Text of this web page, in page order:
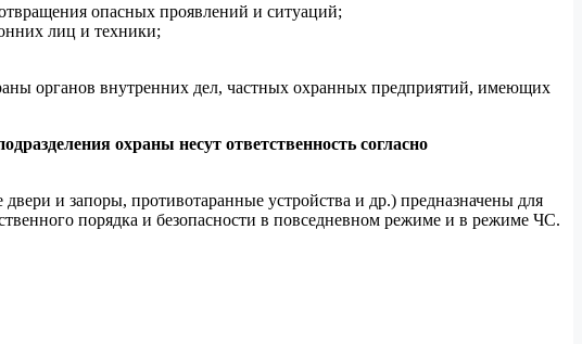
опасных проявлений и ситуаций;
лиц и техники;
органов внутренних дел, частных охранных предприятий, имеющих
охраны несут ответственность согласно
и запоры, противотаранные устройства и др.) предназначены для
порядка и безопасности в повседневном режиме и в режиме ЧС.